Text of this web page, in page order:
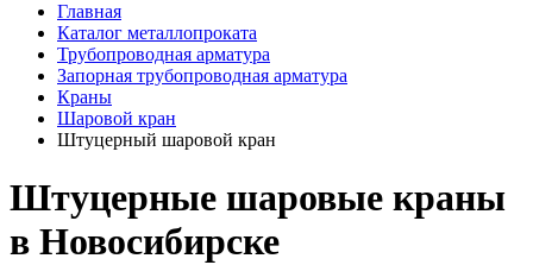
Главная
Каталог металлопроката
Трубопроводная арматура
Запорная трубопроводная арматура
Краны
Шаровой кран
Штуцерный шаровой кран
Штуцерные шаровые краны
в Новосибирске